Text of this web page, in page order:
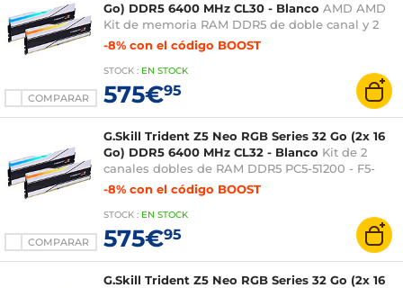
COMPARAR
Go) DDR5 6400 MHz CL30 - Blanco AMD AMD
Kit de memoria RAM DDR5 de doble canal y 2
ranuras PC5-51200 - F5-6400J3039G16GX2-
TZ5NRW - Optimizada para
-8% con el código BOOST
STOCK : EN STOCK
575€95
COMPARAR
G.Skill Trident Z5 Neo RGB Series 32 Go (2x 16
Go) DDR5 6400 MHz CL32 - Blanco Kit de 2
canales dobles de RAM DDR5 PC5-51200 - F5-
6400J3239G16GX2-TZ5NRW - Optimizada para
-8% con el código BOOST
STOCK : EN STOCK
575€95
G.Skill Trident Z5 Neo RGB Series 32 Go (2x 16